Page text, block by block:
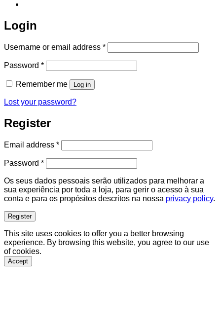
Login
Username or email address *Required
Password *Required
Remember me Log in
Lost your password?
Register
Email address *Required
Password *Required
Os seus dados pessoais serão utilizados para melhorar a
sua experiência por toda a loja, para gerir o acesso à sua
conta e para os propósitos descritos na nossa privacy policy.
Register
This site uses cookies to offer you a better browsing
experience. By browsing this website, you agree to our use
of cookies.
Accept